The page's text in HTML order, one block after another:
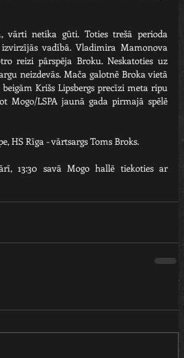
vārti netika gūti. Toties trešā perioda
vadībā. Vladimira Mamonova
reizi pārspēja Broku. Neskatoties uz
neizdevās. Mača galotnē Broka vietā
Krišs Lipsbergs precīzi meta ripu
Mogo/LSPA jaunā gada pirmajā spēlē
HS Rīga - vārtsargs Toms Broks.
13:30 savā Mogo hallē tiekoties ar